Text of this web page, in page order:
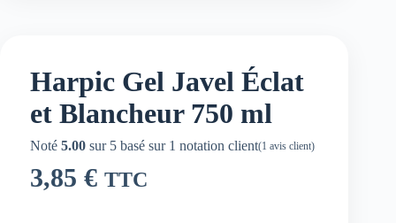
Harpic Gel Javel Éclat
et Blancheur 750 ml
Noté 5.00 sur 5 basé sur 1 notation client(1 avis client)
3,85 € TTC